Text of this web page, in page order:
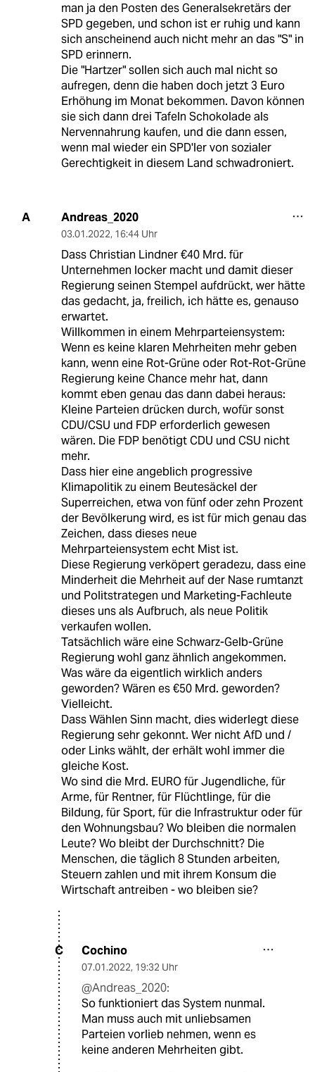
man ja den Posten des Generalsekretärs der
SPD gegeben, und schon ist er ruhig und kann
sich anscheinend auch nicht mehr an das "S" in
SPD erinnern.
Die "Hartzer" sollen sich auch mal nicht so
aufregen, denn die haben doch jetzt 3 Euro
Erhöhung im Monat bekommen. Davon können
sie sich dann drei Tafeln Schokolade als
Nervennahrung kaufen, und die dann essen,
wenn mal wieder ein SPD'ler von sozialer
Gerechtigkeit in diesem Land schwadroniert.
A Andreas_2020
03.01.2022, 16:44 Uhr
Dass Christian Lindner €40 Mrd. für
Unternehmen locker macht und damit dieser
Regierung seinen Stempel aufdrückt, wer hätte
das gedacht, ja, freilich, ich hätte es, genauso
erwartet.
Willkommen in einem Mehrparteiensystem:
Wenn es keine klaren Mehrheiten mehr geben
kann, wenn eine Rot-Grüne oder Rot-Rot-Grüne
Regierung keine Chance mehr hat, dann
kommt eben genau das dann dabei heraus:
Kleine Parteien drücken durch, wofür sonst
CDU/CSU und FDP erforderlich gewesen
wären. Die FDP benötigt CDU und CSU nicht
mehr.
Dass hier eine angeblich progressive
Klimapolitik zu einem Beutesäckel der
Superreichen, etwa von fünf oder zehn Prozent
der Bevölkerung wird, es ist für mich genau das
Zeichen, dass dieses neue
Mehrparteiensystem echt Mist ist.
Diese Regierung verköpert geradezu, dass eine
Minderheit die Mehrheit auf der Nase rumtanzt
und Politstrategen und Marketing-Fachleute
dieses uns als Aufbruch, als neue Politik
verkaufen wollen.
Tatsächlich wäre eine Schwarz-Gelb-Grüne
Regierung wohl ganz ähnlich angekommen.
Was wäre da eigentlich wirklich anders
geworden? Wären es €50 Mrd. geworden?
Vielleicht.
Dass Wählen Sinn macht, dies widerlegt diese
Regierung sehr gekonnt. Wer nicht AfD und /
oder Links wählt, der erhält wohl immer die
gleiche Kost.
Wo sind die Mrd. EURO für Jugendliche, für
Arme, für Rentner, für Flüchtlinge, für die
Bildung, für Sport, für die Infrastruktur oder für
den Wohnungsbau? Wo bleiben die normalen
Leute? Wo bleibt der Durchschnitt? Die
Menschen, die täglich 8 Stunden arbeiten,
Steuern zahlen und mit ihrem Konsum die
Wirtschaft antreiben - wo bleiben sie?
C Cochino
07.01.2022, 19:32 Uhr
@Andreas_2020:
So funktioniert das System nunmal.
Man muss auch mit unliebsamen
Parteien vorlieb nehmen, wenn es
keine anderen Mehrheiten gibt.